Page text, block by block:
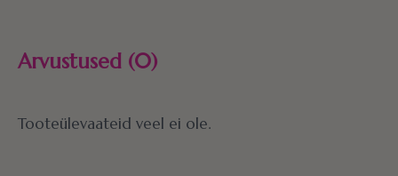
Arvustused (0)
Tooteülevaateid veel ei ole.